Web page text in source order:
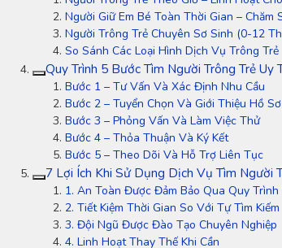
Người Giữ Em Bé Toàn Thời Gian – Chăm
Người Trông Trẻ Chuyên Sơ Sinh (0-12
So Sánh Các Loại Hình Dịch Vụ Trông Trẻ
Quy Trình 5 Bước Tìm Người Trông Trẻ Uy
Bước 1 – Tư Vấn Và Xác Định Nhu Cầu
Bước 2 – Tuyển Chọn Và Giới Thiệu Hồ Sơ
Bước 3 – Phỏng Vấn Và Làm Việc Thử
Bước 4 – Thỏa Thuận Và Ký Kết
Bước 5 – Theo Dõi Và Hỗ Trợ Liên Tục
7 Lợi Ích Khi Sử Dụng Dịch Vụ Tìm Người
1. An Toàn Được Đảm Bảo Qua Quy
2. Tiết Kiệm Thời Gian So Với Tự Tìm Kiếm
3. Đội Ngũ Được Đào Tạo Chuyên Nghiệp
4. Linh Hoạt Thay Thế Khi Cần